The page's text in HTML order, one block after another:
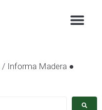
/ Informa Madera ●